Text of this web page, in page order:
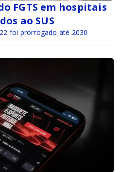
FGTS em hospitais
ao SUS
foi prorrogado até 2030